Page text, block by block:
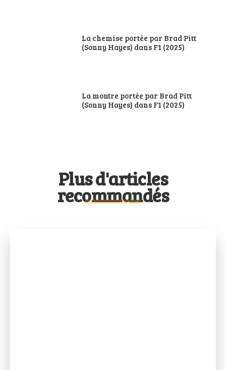
La chemise portée par Brad Pitt
(Sonny Hayes) dans F1 (2025)
La montre portée par Brad Pitt
(Sonny Hayes) dans F1 (2025)
Plus d'articles
recommandés